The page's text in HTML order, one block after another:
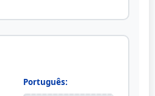
Português: